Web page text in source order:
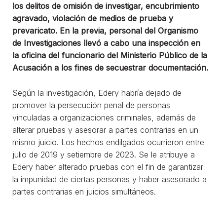
los delitos de omisión de investigar, encubrimiento
agravado, violación de medios de prueba y
prevaricato. En la previa, personal del Organismo
de Investigaciones llevó a cabo una inspección en
la oficina del funcionario del Ministerio Público de la
Acusación a los fines de secuestrar documentación.
Según la investigación, Edery habría dejado de
promover la persecución penal de personas
vinculadas a organizaciones criminales, además de
alterar pruebas y asesorar a partes contrarias en un
mismo juicio. Los hechos endilgados ocurrieron entre
julio de 2019 y setiembre de 2023. Se le atribuye a
Edery haber alterado pruebas con el fin de garantizar
la impunidad de ciertas personas y haber asesorado a
partes contrarias en juicios simultáneos.